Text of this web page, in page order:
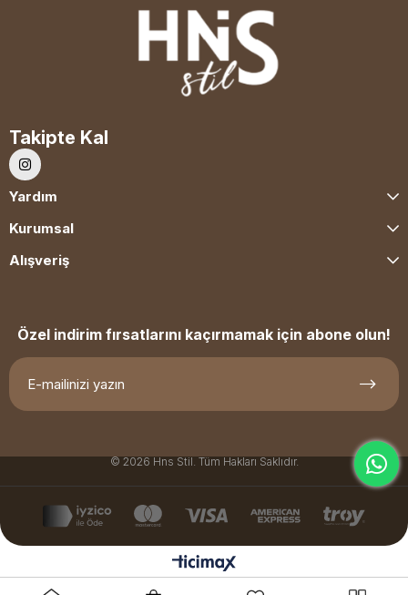
Takipte Kal
Yardım
Kurumsal
Alışveriş
Özel indirim fırsatlarını kaçırmamak için abone olun!
© 2026 Hns Stil. Tüm Hakları Saklıdır.